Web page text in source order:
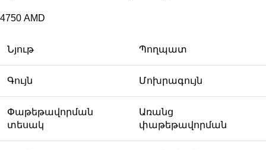
4750 AMD
Նյութ Պողպատ
Գույն Մոխրագույն
Փաթեթավորման
տեսակ
Առանց
փաթեթավորման